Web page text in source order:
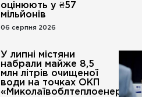
оцінюють у ₴57
мільйонів
06 серпня 2026
У липні містяни
набрали майже 8,5
млн літрів очищеної
води на точках ОКП
«Миколаївоблтеплоенерго».